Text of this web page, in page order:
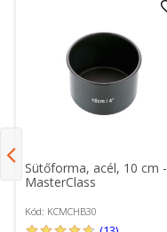
Sütőforma, acél, 10 cm -
MasterClass
Kód: KCMCHB30